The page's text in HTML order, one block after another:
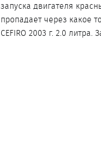
запуска двигателя
пропадает через какое
CEFIRO 2003 г. 2.0 литра.